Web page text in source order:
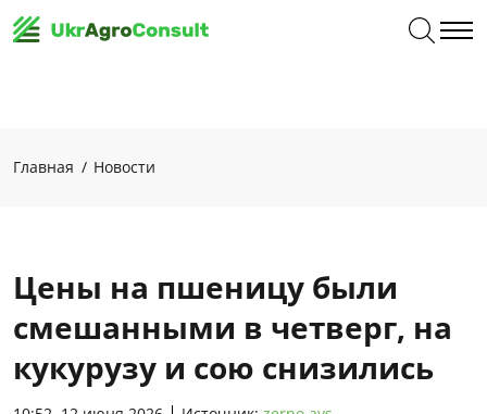
Главная Новости
Цены на пшеницу были
смешанными в четверг, на
кукурузу и сою снизились